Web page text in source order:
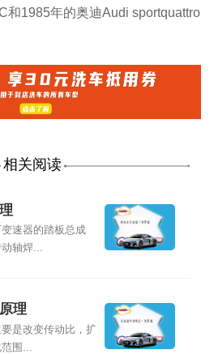
和1985年的奥迪Audi sportquattro
相关阅读
速器的踏板总成
轴焊...
理
是改变传动比，扩
围...